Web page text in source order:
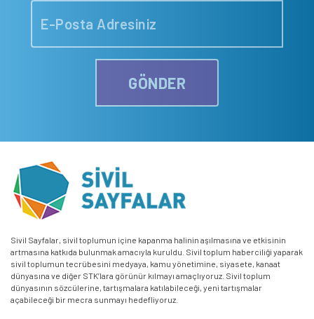
GÖNDER
Sivil Sayfalar, sivil toplumun içine kapanma halinin aşılmasına ve etkisinin
artmasına katkıda bulunmak amacıyla kuruldu. Sivil toplum haberciliği yaparak
sivil toplumun tecrübesini medyaya, kamu yönetimine, siyasete, kanaat
dünyasına ve diğer STK’lara görünür kılmayı amaçlıyoruz. Sivil toplum
dünyasının sözcülerine, tartışmalara katılabileceği, yeni tartışmalar
açabileceği bir mecra sunmayı hedefliyoruz.